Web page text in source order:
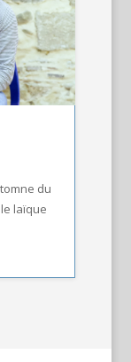
du
laïque